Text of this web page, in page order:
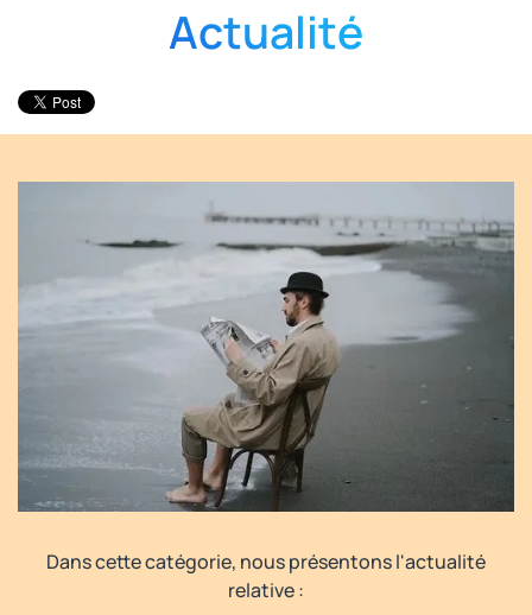
Actualité
Dans cette catégorie, nous présentons l'actualité
relative :